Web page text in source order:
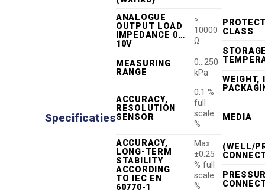
Specificaties
ANALOGUE
OUTPUT LOAD
IMPEDANCE 0…
10V
>
10000
Ω
MEASURING
RANGE
0…250
kPa
ACCURACY,
RESOLUTION
SENSOR
0.1 %
full
scale
%
ACCURACY,
LONG-TERM
STABILITY
ACCORDING
TO IEC EN
60770-1
Max.
±0.25
% full
scale
%
CLASS
WEIGHT,
MEDIA
(WELL/